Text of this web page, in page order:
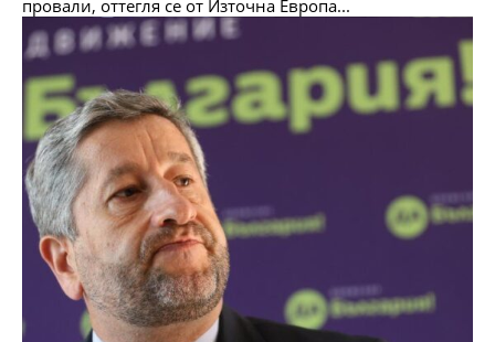
провали, оттегля се от Източна Европа...